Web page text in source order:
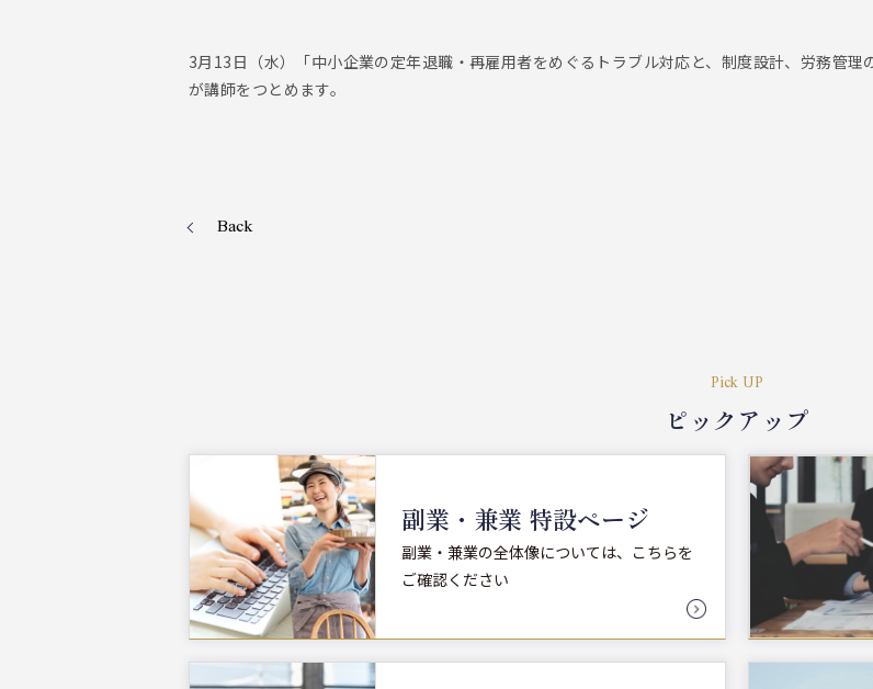
3月13日（水）「中小企業の定年退職・再雇用者をめぐるトラブル対応と、制度設計、労務管
が講師をつとめます。
Back
Pick UP
ピックアップ
副業・兼業 特設ページ
副業・兼業の全体像については、こちらを
ご確認ください